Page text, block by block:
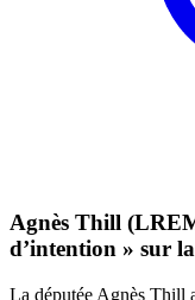
Agnès Thill
d’intention » sur
La députée Agnès Thill